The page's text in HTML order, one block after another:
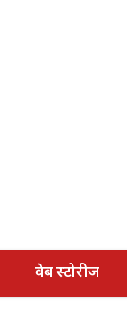
वेब स्टोरीज